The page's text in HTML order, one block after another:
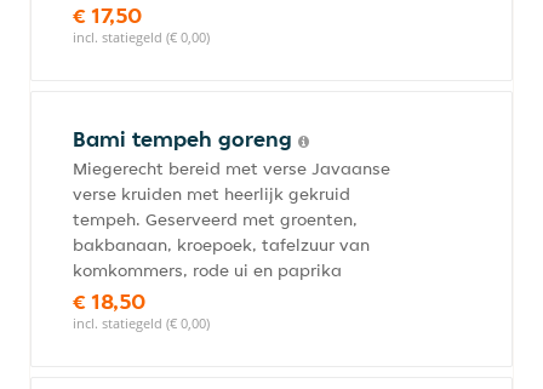
€ 17,50
incl. statiegeld (€ 0,00)
Bami tempeh goreng
Miegerecht bereid met verse Javaanse
verse kruiden met heerlijk gekruid
tempeh. Geserveerd met groenten,
bakbanaan, kroepoek, tafelzuur van
komkommers, rode ui en paprika
€ 18,50
incl. statiegeld (€ 0,00)